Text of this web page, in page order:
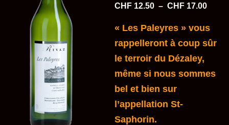
CHF 12.50 – CHF 17.00
« Les Paleyres » vous
rappelleront à coup sûr
le terroir du Dézaley,
même si nous sommes
bel et bien sur
l’appellation St-
Saphorin.
variations.
Les
options
peuvent
être
choisies
sur
la